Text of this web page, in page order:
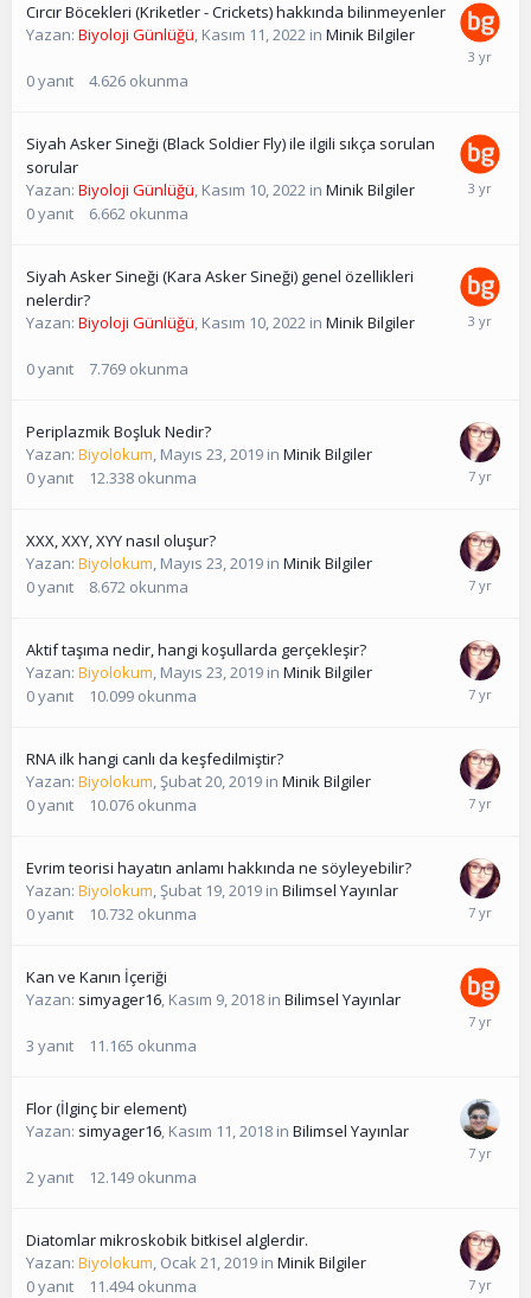
Cırcır Böcekleri (Kriketler - Crickets) hakkında bilinmeyenler
Yazan: Biyoloji Günlüğü, Kasım 11, 2022 in Minik Bilgiler
0yanıt 4.626 okunma
Siyah Asker Sineği (Black Soldier Fly) ile ilgili sıkça sorulan
sorular
Yazan: Biyoloji Günlüğü, Kasım 10, 2022 in Minik Bilgiler
0yanıt 6.662 okunma
Siyah Asker Sineği (Kara Asker Sineği) genel özellikleri
nelerdir?
Yazan: Biyoloji Günlüğü, Kasım 10, 2022 in Minik Bilgiler
0yanıt 7.769 okunma
Periplazmik Boşluk Nedir?
Yazan: Biyolokum, Mayıs 23, 2019 in Minik Bilgiler
0yanıt 12.338 okunma
XXX, XXY, XYY nasıl oluşur?
Yazan: Biyolokum, Mayıs 23, 2019 in Minik Bilgiler
0yanıt 8.672 okunma
Aktif taşıma nedir, hangi koşullarda gerçekleşir?
Yazan: Biyolokum, Mayıs 23, 2019 in Minik Bilgiler
0yanıt 10.099 okunma
RNA ilk hangi canlı da keşfedilmiştir?
Yazan: Biyolokum,Şubat 20, 2019 in Minik Bilgiler
0yanıt 10.076 okunma
Evrim teorisi hayatın anlamı hakkında ne söyleyebilir?
Yazan: Biyolokum,Şubat 19, 2019 in Bilimsel Yayınlar
0yanıt 10.732 okunma
Kan ve Kanın İçeriği
Yazan: simyager16, Kasım 9, 2018 in Bilimsel Yayınlar
3 yanıt 11.165 okunma
Flor (İlginç bir element)
Yazan: simyager16, Kasım 11, 2018 in Bilimsel Yayınlar
2yanıt 12.149 okunma
Diatomlar mikroskobik bitkisel alglerdir.
Yazan: Biyolokum, Ocak 21, 2019 in Minik Bilgiler
0yanıt 11.494 okunma